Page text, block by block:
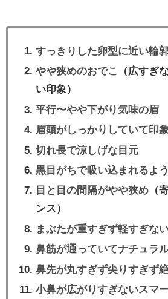
すっきりした卵型に近い輪
やや狭めのおでこ
（広すぎ
い印象）
平行〜やや下がり気味の眉
眉頭がしっかりしていて印
切れ長で涼しげな目元
黒目がちで吸い込まれるよ
目と目の間隔がやや狭め （
ンス）
まぶたが重すぎず軽すぎな
鼻筋が通っていてナチュラ
鼻先が丸すぎず尖りすぎず
小鼻が広がりすぎないスマ